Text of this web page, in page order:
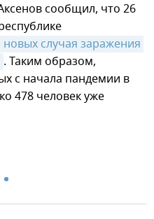
сообщил, что 26
новых случая заражения
. Таким образом,
с начала пандемии в
478 человек уже